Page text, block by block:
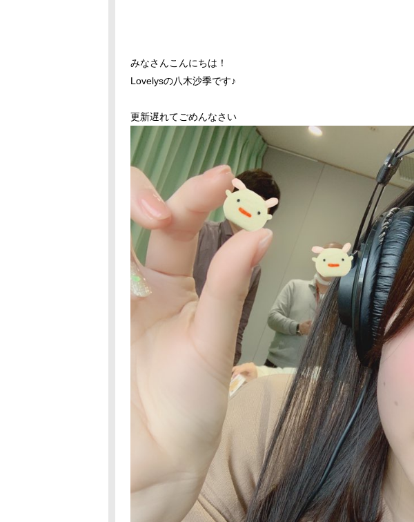
みなさんこんにちは！
Lovelysの八木沙季です♪
更新遅れてごめんなさい